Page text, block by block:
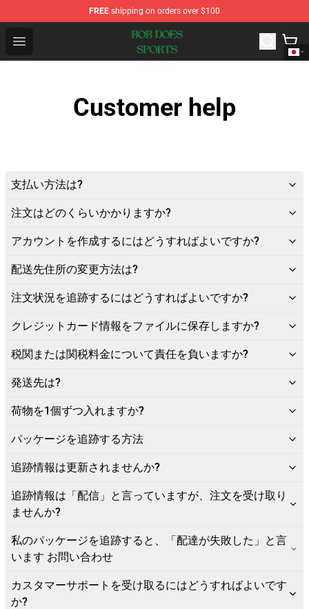
FREE shipping on orders over $100
Open menu
Bob Does Sports Store - Official Bob Does Sports
Customer help
支払い方法は?
注文はどのくらいかかりますか?
アカウントを作成するにはどうすればよいですか?
配送先住所の変更方法は?
注文状況を追跡するにはどうすればよいですか?
クレジットカード情報をファイルに保存しますか?
税関または関税料金について責任を負いますか?
発送先は?
荷物を1個ずつ入れますか?
パッケージを追跡する方法
追跡情報は更新されませんか?
追跡情報は「配信」と言っていますが、注文を受け取り
ませんか?
私のパッケージを追跡すると、「配達が失敗した」と言
います お問い合わせ
カスタマーサポートを受け取るにはどうすればよいです
か?